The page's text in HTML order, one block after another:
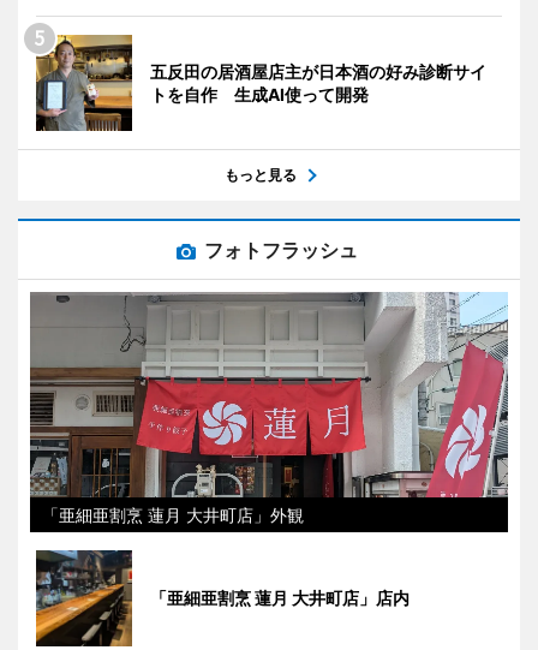
五反田の居酒屋店主が日本酒の好み診断サイ
トを自作 生成AI使って開発
もっと見る
フォトフラッシュ
「亜細亜割烹 蓮月 大井町店」外観
「亜細亜割烹 蓮月 大井町店」店内